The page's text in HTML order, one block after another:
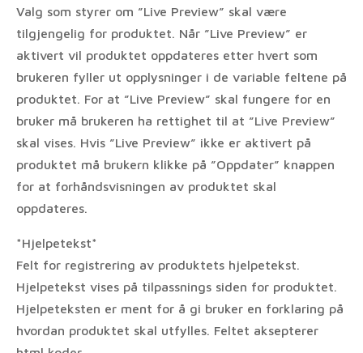
Valg som styrer om ”Live Preview” skal være
tilgjengelig for produktet. Når ”Live Preview” er
aktivert vil produktet oppdateres etter hvert som
brukeren fyller ut opplysninger i de variable feltene på
produktet. For at ”Live Preview” skal fungere for en
bruker må brukeren ha rettighet til at ”Live Preview”
skal vises. Hvis ”Live Preview” ikke er aktivert på
produktet må brukern klikke på ”Oppdater” knappen
for at forhåndsvisningen av produktet skal
oppdateres.
*Hjelpetekst*
Felt for registrering av produktets hjelpetekst.
Hjelpetekst vises på tilpassnings siden for produktet.
Hjelpeteksten er ment for å gi bruker en forklaring på
hvordan produktet skal utfylles. Feltet aksepterer